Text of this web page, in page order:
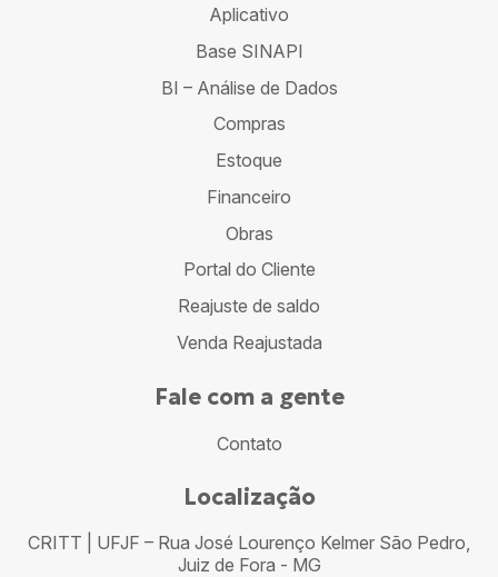
Aplicativo
Base SINAPI
BI – Análise de Dados
Compras
Estoque
Financeiro
Obras
Portal do Cliente
Reajuste de saldo
Venda Reajustada
Fale com a gente
Contato
Localização
CRITT | UFJF – Rua José Lourenço Kelmer São Pedro,
Juiz de Fora - MG